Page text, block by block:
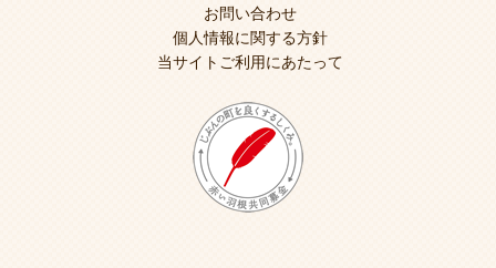
お問い合わせ
個人情報に関する方針
当サイトご利用にあたって